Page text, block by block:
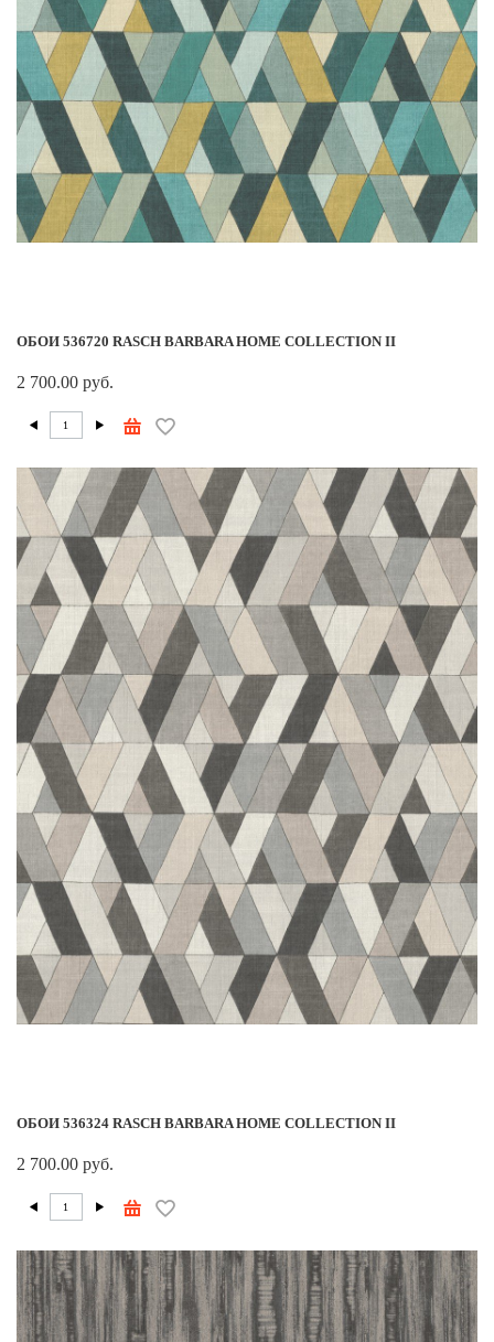
ОБОИ 536720 RASCH BARBARA HOME COLLECTION II
2 700.00 руб.
ОБОИ 536324 RASCH BARBARA HOME COLLECTION II
2 700.00 руб.